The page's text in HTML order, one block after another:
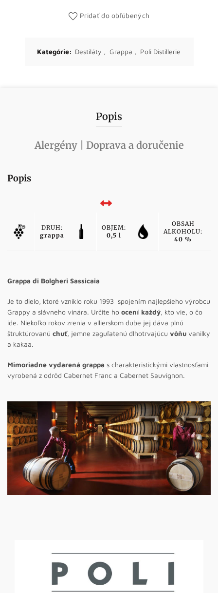
Pridať do obľúbených
Kategórie: Destiláty , Grappa , Poli Distillerie
Popis
Alergény | Doprava a doručenie
Popis
DRUH:
grappa
OBJEM:
0,5 l
OBSAH
ALKOHOLU:
40 %
Grappa di Bolgheri Sassicaia
Je to dielo, ktoré vzniklo roku 1993 spojením najlepšieho výrobcu
Grappy a slávneho vinára. Určite ho ocení každý, kto vie, o čo
ide. Niekoľko rokov zrenia v allierskom dube jej dáva plnú
štruktúrovanú chuť, jemne zaguľatenú dlhotrvajúcu vôňu vanilky
a kakaa.
Mimoriadne vydarená grappa s charakteristickými vlastnosťami
vyrobená z odrôd Cabernet Franc a Cabernet Sauvignon.